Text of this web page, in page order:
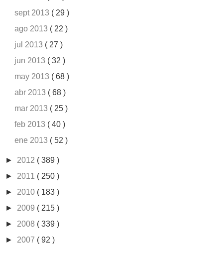
sept 2013 ( 29 )
ago 2013 ( 22 )
jul 2013 ( 27 )
jun 2013 ( 32 )
may 2013 ( 68 )
abr 2013 ( 68 )
mar 2013 ( 25 )
feb 2013 ( 40 )
ene 2013 ( 52 )
► 2012 ( 389 )
► 2011 ( 250 )
► 2010 ( 183 )
► 2009 ( 215 )
► 2008 ( 339 )
► 2007 ( 92 )